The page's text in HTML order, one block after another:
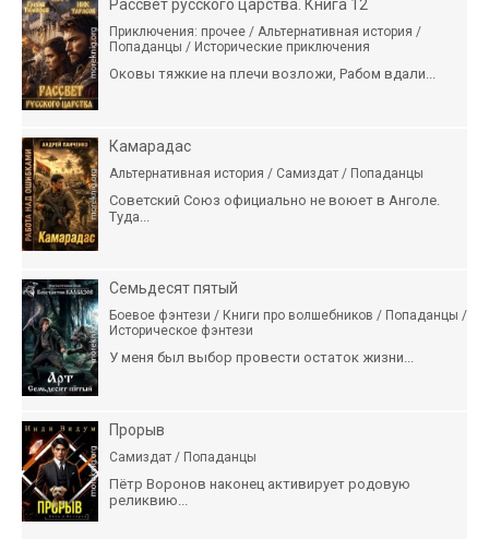
Рассвет русского царства. Книга 12
Приключения: прочее / Альтернативная история /
Попаданцы / Исторические приключения
Оковы тяжкие на плечи возложи, Рабом вдали...
Камарадас
Альтернативная история / Самиздат / Попаданцы
Советский Союз официально не воюет в Анголе.
Туда...
Семьдесят пятый
Боевое фэнтези / Книги про волшебников / Попаданцы /
Историческое фэнтези
У меня был выбор провести остаток жизни...
Прорыв
Самиздат / Попаданцы
Пётр Воронов наконец активирует родовую
реликвию...